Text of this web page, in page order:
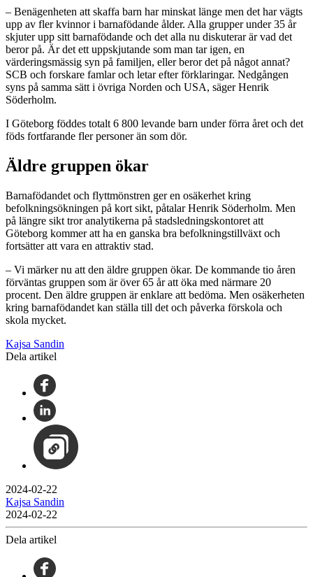
– Benägenheten att skaffa barn har minskat länge men det har vägts
upp av fler kvinnor i barnafödande ålder. Alla grupper under 35 år
skjuter upp sitt barnafödande och det alla nu diskuterar är vad det
beror på. Är det ett uppskjutande som man tar igen, en
värderingsmässig syn på familjen, eller beror det på något annat?
SCB och forskare famlar och letar efter förklaringar. Nedgången
syns på samma sätt i övriga Norden och USA, säger Henrik
Söderholm.
I Göteborg föddes totalt 6 800 levande barn under förra året och det
föds fortfarande fler personer än som dör.
Äldre gruppen ökar
Barnafödandet och flyttmönstren ger en osäkerhet kring
befolkningsökningen på kort sikt, påtalar Henrik Söderholm. Men
på längre sikt tror analytikerna på stadsledningskontoret att
Göteborg kommer att ha en ganska bra befolkningstillväxt och
fortsätter att vara en attraktiv stad.
– Vi märker nu att den äldre gruppen ökar. De kommande tio åren
förväntas gruppen som är över 65 år att öka med närmare 20
procent. Den äldre gruppen är enklare att bedöma. Men osäkerheten
kring barnafödandet kan ställa till det och påverka förskola och
skola mycket.
Kajsa Sandin
Dela artikel
2024-02-22
Kajsa Sandin
2024-02-22
Dela artikel